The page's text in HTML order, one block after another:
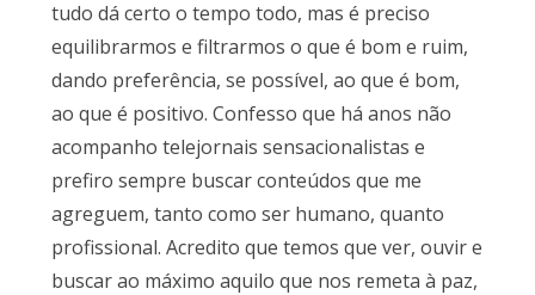
tudo dá certo o tempo todo, mas é preciso
equilibrarmos e filtrarmos o que é bom e ruim,
dando preferência, se possível, ao que é bom,
ao que é positivo. Confesso que há anos não
acompanho telejornais sensacionalistas e
prefiro sempre buscar conteúdos que me
agreguem, tanto como ser humano, quanto
profissional. Acredito que temos que ver, ouvir e
buscar ao máximo aquilo que nos remeta à paz,